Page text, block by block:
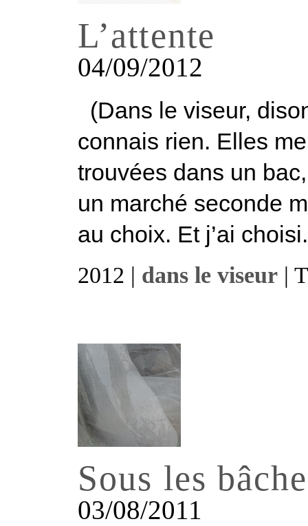
L’attente
04/09/2012
(Dans le viseur,
connais rien. Elles
trouvées dans un
un marché seconde
au choix. Et j’ai
2012 | dans le viseur |
Sous les
03/08/2011